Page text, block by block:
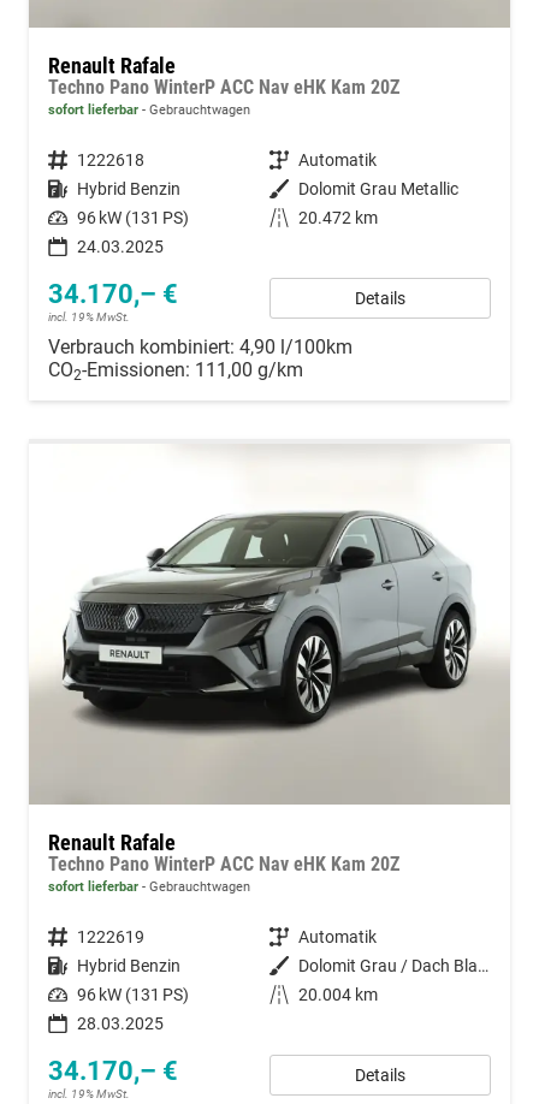
Renault Rafale
Techno Pano WinterP ACC Nav eHK Kam 20Z
sofort lieferbar Gebrauchtwagen
Fahrzeugnummer 1222618 Getriebe Automatik
Kraftstoff Hybrid Benzin Außenfarbe Dolomit Grau Metallic
Leistung 96 kW (131 PS) Kilometerstand 20.472 km
24.03.2025
34.170,– €
incl. 19% MwSt.
Details
Verbrauch kombiniert: 4,90 l/100km
CO2-Emissionen: 111,00 g/km
Renault Rafale
Techno Pano WinterP ACC Nav eHK Kam 20Z
sofort lieferbar Gebrauchtwagen
Fahrzeugnummer 1222619 Getriebe Automatik
Kraftstoff Hybrid Benzin Außenfarbe
Dolomit Grau / Dach Black Pearl-
Leistung 96 kW (131 PS) Kilometerstand 20.004 km
28.03.2025
34.170,– €
incl. 19% MwSt.
Details